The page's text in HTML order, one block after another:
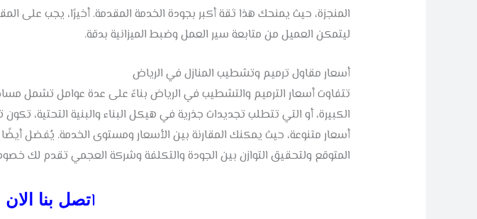
المنجزة، حيث يمنحك هذا ثقة أكبر بجودة الخدمة المقدمة. أخيرًا، يجب
ليتمكن العميل من متابعة سير العمل وضبط الميزانية بدقة.
أسعار مقاول ترميم وتشطيب المنازل في الرياض
تتفاوت أسعار الترميم والتشطيب في الرياض بناءً على عدة عوامل تشمل
الكبيرة، أو التي تتطلب تجديدات جذرية في هيكل البناء والبنية
أسعار متنوعة، حيث يمكنك المقارنة بين الأسعار ومستوى الخدمة. يُفضل أيضًا
المتوقع ولتحقيق التوازن بين الجودة والتكلفة وشركة العجمي تقدم لك
اتصل بنا الان